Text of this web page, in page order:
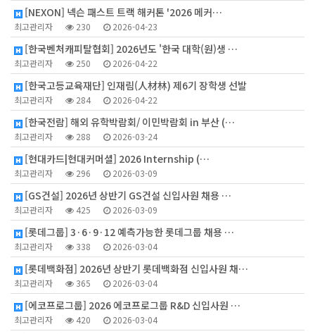
[NEXON] 넥슨 패스트 트랙 해커톤 '2026 메커…
최고관리자 230 2026-04-23
[한국벤처캐피탈협회] 2026년도 '한국 대학(원)생 …
최고관리자 250 2026-04-22
[한국고등교육재단] 인재림(人材林) 제6기 장학생 선발
최고관리자 284 2026-04-22
[한국전람] 해외 유학박람회/ 이민박람회 in 부산 (…
최고관리자 288 2026-03-24
[현대카드|현대커머셜] 2026 Internship (…
최고관리자 296 2026-03-09
[GS건설] 2026년 상반기 GS건설 신입사원 채용 …
최고관리자 425 2026-03-09
[롯데그룹] 3·6·9·12 예측가능한 롯데그룹 채용 …
최고관리자 338 2026-03-04
[롯데백화점] 2026년 상반기 롯데백화점 신입사원 채…
최고관리자 365 2026-03-04
[에코프로그룹] 2026 에코프로그룹 R&D 신입사원 …
최고관리자 420 2026-03-04